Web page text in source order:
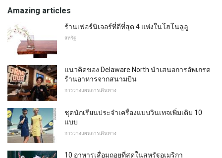
Amazing articles
ร้านเฟอร์นิเจอร์ที่ดีที่สุด 4 แห่งในโฮโนลูลู
สหรัฐ
แนวคิดของ Delaware North นำเสนอการอัพเกรด
ร้านอาหารจากสนามบิน
การวางแผนการเดินทาง
ชุดนักเรียนประจำเครื่องแบบวินเทจเพิ่มเติม 10
แบบ
การวางแผนการเดินทาง
10 อาหารเสื่อมถอยที่สุดในสหรัฐอเมริกา